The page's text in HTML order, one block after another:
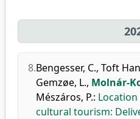
8.Bengesser, C., Toft
Gemzøe, L., Molnár-
Mészáros, P.:
cultural tourism: